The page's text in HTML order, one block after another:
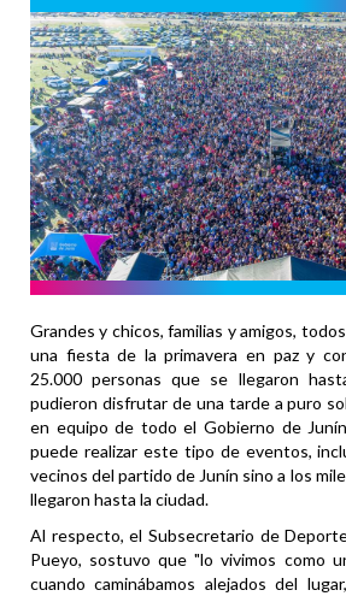
Grandes y chicos, familias y amigos,
una fiesta de la primavera en paz y
25.000 personas que se llegaron
pudieron disfrutar de una tarde a puro
en equipo de todo el Gobierno de
puede realizar este tipo de eventos,
vecinos del partido de Junín sino a los
llegaron hasta la ciudad.
Al respecto, el Subsecretario de
Pueyo, sostuvo que "lo vivimos como
cuando caminábamos alejados del